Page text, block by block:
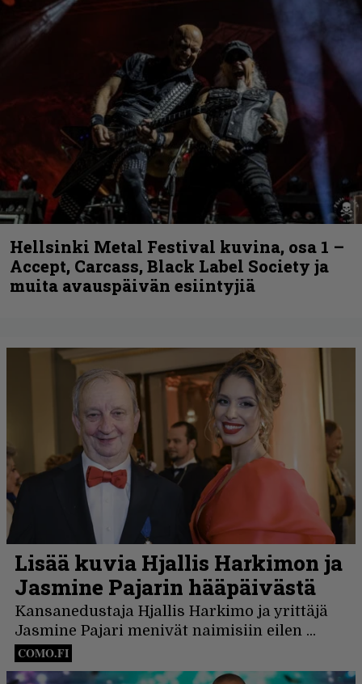
Hellsinki Metal Festival kuvina, osa 1 –
Accept, Carcass, Black Label Society ja
muita avauspäivän esiintyjiä